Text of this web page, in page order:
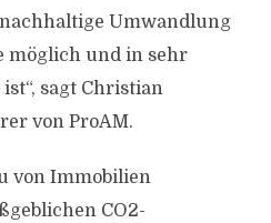
Umwandlung
möglich und in sehr
sagt Christian
von ProAM.
von Immobilien
CO2-